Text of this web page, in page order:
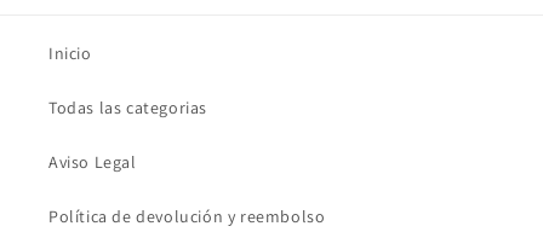
Inicio
Todas las categorias
Aviso Legal
Política de devolución y reembolso